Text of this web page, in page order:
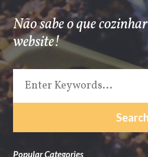
Não sabe o que
website!
Popular Categories